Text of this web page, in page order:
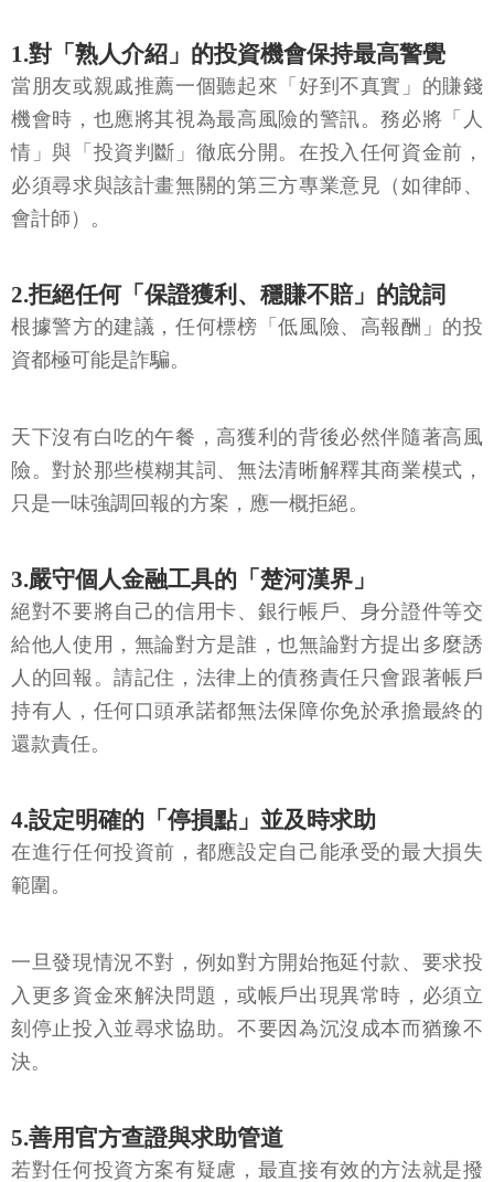
1.對「熟人介紹」的投資機會保持最高警覺
當朋友或親戚推薦一個聽起來「好到不真實」的賺錢
機會時，也應將其視為最高風險的警訊。務必將「人
情」與「投資判斷」徹底分開。在投入任何資金前，
必須尋求與該計畫無關的第三方專業意見（如律師、
會計師）。
2.拒絕任何「保證獲利、穩賺不賠」的說詞
根據警方的建議，任何標榜「低風險、高報酬」的投
資都極可能是詐騙。
天下沒有白吃的午餐，高獲利的背後必然伴隨著高風
險。對於那些模糊其詞、無法清晰解釋其商業模式，
只是一味強調回報的方案，應一概拒絕。
3.嚴守個人金融工具的「楚河漢界」
絕對不要將自己的信用卡、銀行帳戶、身分證件等交
給他人使用，無論對方是誰，也無論對方提出多麼誘
人的回報。請記住，法律上的債務責任只會跟著帳戶
持有人，任何口頭承諾都無法保障你免於承擔最終的
還款責任。
4.設定明確的「停損點」並及時求助
在進行任何投資前，都應設定自己能承受的最大損失
範圍。
一旦發現情況不對，例如對方開始拖延付款、要求投
入更多資金來解決問題，或帳戶出現異常時，必須立
刻停止投入並尋求協助。不要因為沉沒成本而猶豫不
決。
5.善用官方查證與求助管道
若對任何投資方案有疑慮，最直接有效的方法就是撥